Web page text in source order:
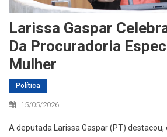
Larissa Gaspar
Da Procuradoria
Mulher
Política
15/05/2026
A deputada Larissa Gaspar (PT)